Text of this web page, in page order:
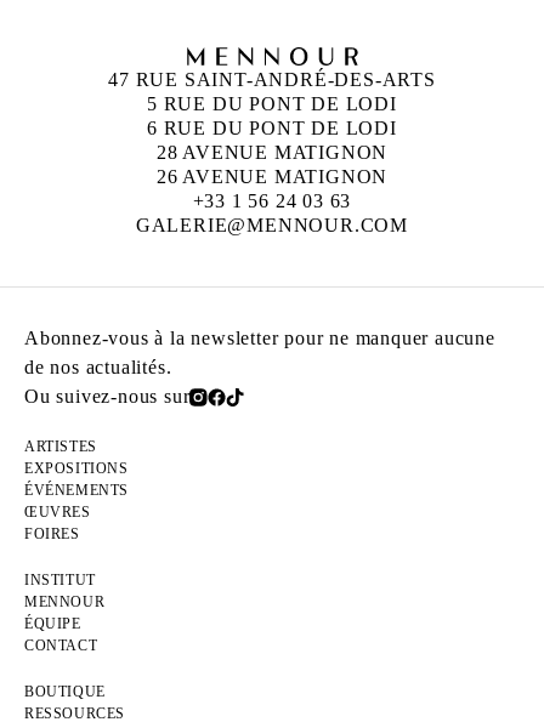
47 RUE SAINT-ANDRÉ-DES-ARTS
5 RUE DU PONT DE LODI
6 RUE DU PONT DE LODI
28 AVENUE MATIGNON
26 AVENUE MATIGNON
+33 1 56 24 03 63
GALERIE@MENNOUR.COM
Abonnez-vous à la newsletter pour ne manquer aucune
de nos actualités.
Ou suivez-nous sur
ARTISTES
EXPOSITIONS
ÉVÉNEMENTS
ŒUVRES
FOIRES
INSTITUT
MENNOUR
ÉQUIPE
CONTACT
BOUTIQUE
RESSOURCES